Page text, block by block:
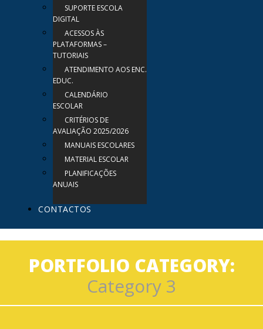
SUPORTE ESCOLA
DIGITAL
ACESSOS ÀS
PLATAFORMAS –
TUTORIAIS
ATENDIMENTO AOS ENC.
EDUC.
CALENDÁRIO
ESCOLAR
CRITÉRIOS DE
AVALIAÇÃO 2025/2026
MANUAIS ESCOLARES
MATERIAL ESCOLAR
PLANIFICAÇÕES
ANUAIS
CONTACTOS
PORTFOLIO CATEGORY:
Category 3